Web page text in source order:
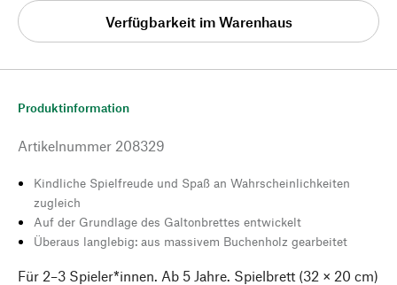
Verfügbarkeit im Warenhaus
Produktinformation
Artikelnummer 208329
Kindliche Spielfreude und Spaß an Wahrscheinlichkeiten
zugleich
Auf der Grundlage des Galtonbrettes entwickelt
Überaus langlebig: aus massivem Buchenholz gearbeitet
Für 2–3 Spieler*innen. Ab 5 Jahre. Spielbrett (32 × 20 cm)